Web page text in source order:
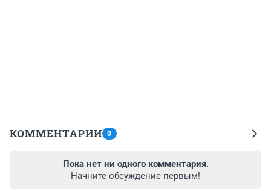
КОММЕНТАРИИ 0
Пока нет ни одного комментария.
Начните обсуждение первым!